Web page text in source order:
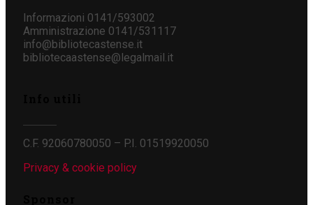
Informazioni 0141/593002
Amministrazione 0141/531117
info@bibliotecastense.it
bibliotecaastense@legalmail.it
C.F. 92060780050 – P.I. 01519920050
Privacy & cookie policy